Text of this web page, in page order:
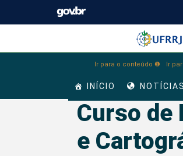
Pular barra
Ir para o conteúdo ❶ Ir
INÍCIO NOTÍCIAS
Curso de
e